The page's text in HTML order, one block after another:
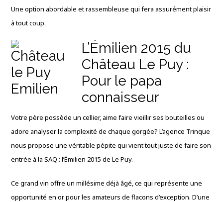
Une option abordable et rassembleuse qui fera assurément plaisir
à tout coup.
L’Émilien 2015 du
Château Le Puy :
Pour le papa
connaisseur
Votre père possède un cellier, aime faire vieillir ses bouteilles ou
adore analyser la complexité de chaque gorgée? L’agence Trinque
nous propose une véritable pépite qui vient tout juste de faire son
entrée à la SAQ : l’Émilien 2015 de Le Puy.
Ce grand vin offre un millésime déjà âgé, ce qui représente une
opportunité en or pour les amateurs de flacons d’exception. D’une